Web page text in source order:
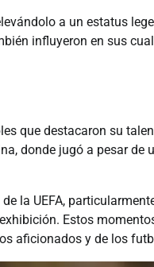
a un estatus
influyeron en sus
que destacaron su
donde jugó a pesar de
la UEFA,
Estos
aficionados y de los